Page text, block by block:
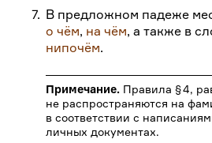
7. В предложном падеже
о чём, на чём, а также в
нипочём.
Примечание. Правила §4,
не распространяются на
в соответствии с
личных документах.